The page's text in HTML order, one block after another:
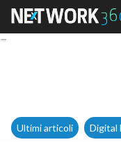
Ultimi articoli Digital